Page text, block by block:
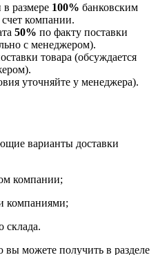
в размере 100% банковским
компании.
50% по факту поставки
с менеджером).
товара (обсуждается
уточняйте у менеджера).
варианты доставки
компании;
можете получить в разделе